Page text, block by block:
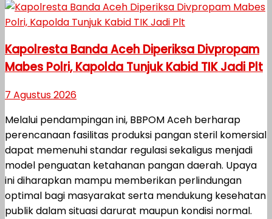
Kapolresta Banda Aceh Diperiksa Divpropam
Mabes Polri, Kapolda Tunjuk Kabid TIK Jadi Plt
7 Agustus 2026
Melalui pendampingan ini, BBPOM Aceh berharap
perencanaan fasilitas produksi pangan steril komersial
dapat memenuhi standar regulasi sekaligus menjadi
model penguatan ketahanan pangan daerah. Upaya
ini diharapkan mampu memberikan perlindungan
optimal bagi masyarakat serta mendukung kesehatan
publik dalam situasi darurat maupun kondisi normal.